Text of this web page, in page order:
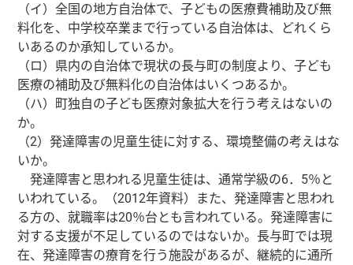
（イ）全国の地方自治体で、子どもの医療費補助及び無
料化を、中学校卒業まで行っている自治体は、どれくら
いあるのか承知しているか。
（ロ）県内の自治体で現状の長与町の制度より、子ども
医療の補助及び無料化の自治体はいくつあるか。
（ハ）町独自の子ども医療対象拡大を行う考えはないの
か。
（2）発達障害の児童生徒に対する、環境整備の考えはな
いか。
発達障害と思われる児童生徒は、通常学級の6．5％と
いわれている。（2012年資料）また、発達障害と思われ
る方の、就職率は20％台とも言われている。発達障害に
対する支援が不足しているのではないか。長与町では現
在、発達障害の療育を行う施設があるが、継続的に通所